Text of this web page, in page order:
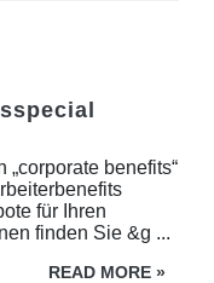
„corporate benefits“
für Ihren
finden Sie &g ...
READ MORE »